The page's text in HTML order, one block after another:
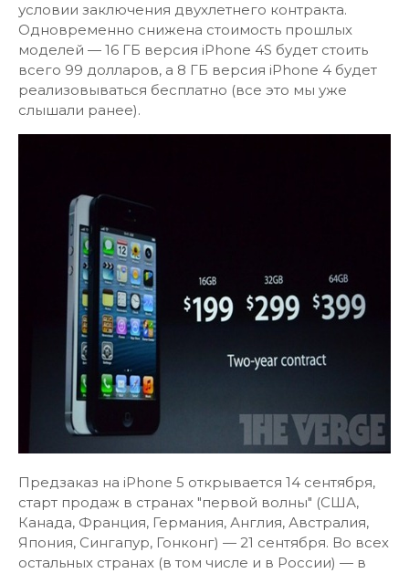
условии заключения двухлетнего контракта.
Одновременно снижена стоимость прошлых
моделей — 16 ГБ версия iPhone 4S будет стоить
всего 99 долларов, а 8 ГБ версия iPhone 4 будет
реализовываться бесплатно (все это мы уже
слышали ранее).
Предзаказ на iPhone 5 открывается 14 сентября,
старт продаж в странах "первой волны" (США,
Канада, Франция, Германия, Англия, Австралия,
Япония, Сингапур, Гонконг) — 21 сентября. Во всех
остальных странах (в том числе и в России) — в